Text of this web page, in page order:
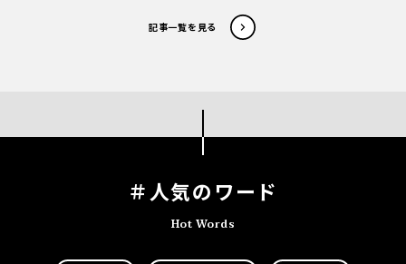
記事一覧を見る
＃人気のワード
Hot Words